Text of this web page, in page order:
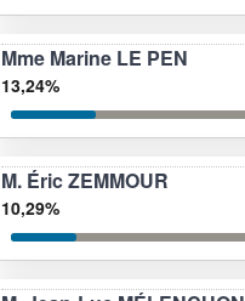
Mme Marine LE PEN
13,24%
M. Éric ZEMMOUR
10,29%